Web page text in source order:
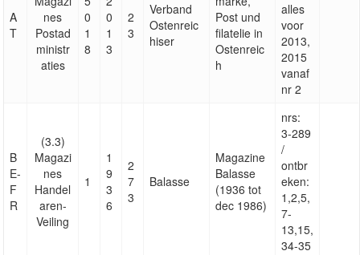
A
T
nes
Postad
ministr
aties
0
1
8
0
1
3
2
3
Verband
Ostenreic
hiser
Post und
filatelie in
Ostenreic
h
alles
voor
2013,
2015
vanaf
nr 2
B
E-
F
R
(3.3)
Magazi
nes
Handel
aren-
Veiling
1
1
9
3
6
2
7
3
Balasse
Magazine
Balasse
(1936 tot
dec 1986)
nrs:
3-289
/
ontbr
eken:
1,2,5,
7-
13,15,
34-35